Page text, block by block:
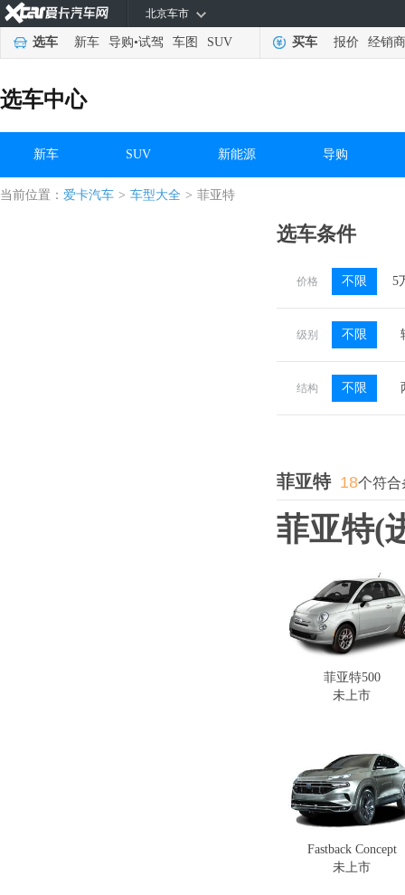
北京车市
选车 新车 导购•试驾 车图 SUV 买车 报价 经销商
选车中心
新车 SUV 新能源 导购
当前位置： 爱卡汽车 > 车型大全 > 菲亚特
选车条件
价格 不限 5
级别 不限
结构 不限
菲亚特 18个符合
菲亚特(
菲亚特500
未上市
Fastback Concept
未上市